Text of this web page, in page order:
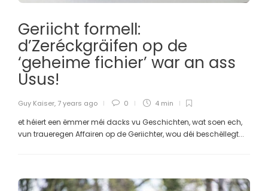
Geriicht formell:
d’Zeréckgräifen op de
‘geheime fichier’ war an ass
Usus!
Guy Kaiser, 7 years ago 0 4 min
et héiert een ëmmer méi dacks vu Geschichten, wat soen ech,
vun traueregen Affairen op de Geriichter, wou déi beschëllegt...